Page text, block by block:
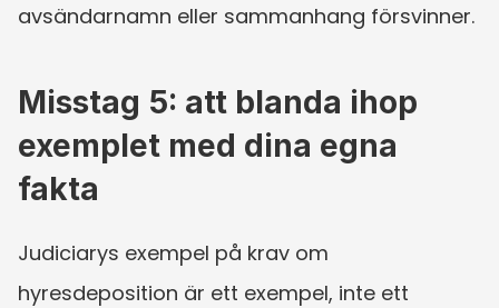
avsändarnamn eller sammanhang försvinner.
Misstag 5: att blanda ihop
exemplet med dina egna
fakta
Judiciarys exempel på krav om
hyresdeposition är ett exempel, inte ett